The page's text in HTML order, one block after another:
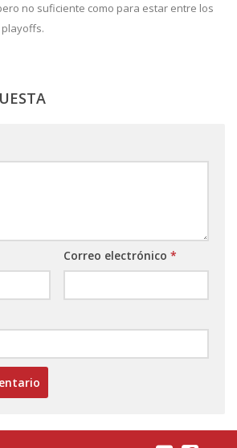
no suficiente como para estar entre los
Correo electrónico *